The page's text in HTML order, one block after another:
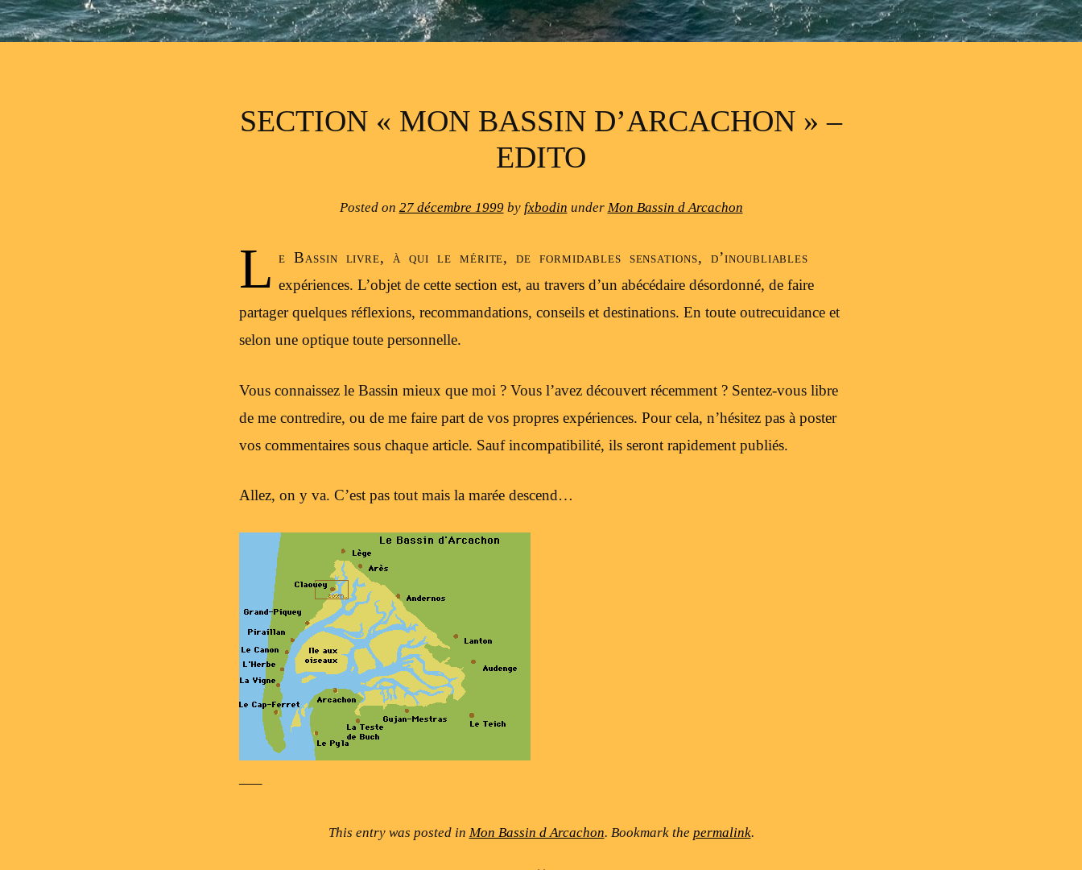
SECTION « MON BASSIN D’ARCACHON » –
EDITO
Posted on 27 décembre 1999by fxbodin under Mon Bassin d Arcachon
L e Bassin livre, à qui le mérite, de formidables sensations, d’inoubliables
expériences. L’objet de cette section est, au travers d’un abécédaire désordonné, de faire
partager quelques réflexions, recommandations, conseils et destinations. En toute outrecuidance et
selon une optique toute personnelle.
Vous connaissez le Bassin mieux que moi ? Vous l’avez découvert récemment ? Sentez-vous libre
de me contredire, ou de me faire part de vos propres expériences. Pour cela, n’hésitez pas à poster
vos commentaires sous chaque article. Sauf incompatibilité, ils seront rapidement publiés.
Allez, on y va. C’est pas tout mais la marée descend…
—–
This entry was posted in Mon Bassin d Arcachon. Bookmark the permalink.